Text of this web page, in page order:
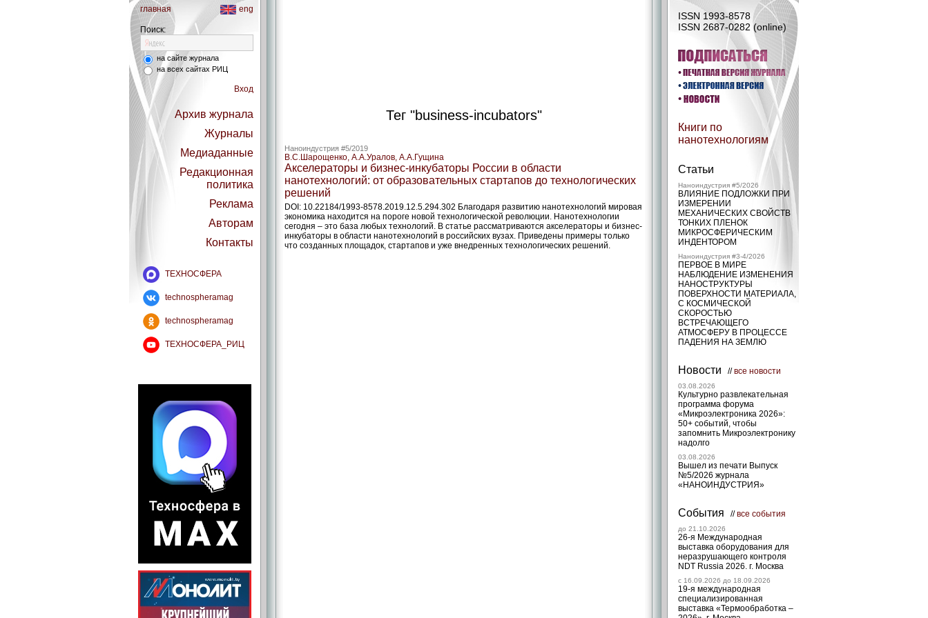
главная eng
Поиск:
на сайте журнала
на всех сайтах РИЦ
Вход
Архив журнала
Журналы
Медиаданные
Редакционная
политика
Реклама
Авторам
Контакты
ТЕХНОСФЕРА
technospheramag
technospheramag
ТЕХНОСФЕРА_РИЦ
ISSN 1993-8578
ISSN 2687-0282 (online)
Книги по
нанотехнологиям
Статьи
Наноиндустрия #5/2026
ВЛИЯНИЕ ПОДЛОЖКИ ПРИ
ИЗМЕРЕНИИ
МЕХАНИЧЕСКИХ СВОЙСТВ
ТОНКИХ ПЛЕНОК
МИКРОСФЕРИЧЕСКИМ
ИНДЕНТОРОМ
Наноиндустрия #3-4/2026
ПЕРВОЕ В МИРЕ
НАБЛЮДЕНИЕ ИЗМЕНЕНИЯ
НАНОСТРУКТУРЫ
ПОВЕРХНОСТИ МАТЕРИАЛА,
С КОСМИЧЕСКОЙ
СКОРОСТЬЮ
ВСТРЕЧАЮЩЕГО
АТМОСФЕРУ В ПРОЦЕССЕ
ПАДЕНИЯ НА ЗЕМЛЮ
Новости //все новости
03.08.2026
Культурно развлекательная
программа форума
«Микроэлектроника 2026»:
50+ событий, чтобы
запомнить Микроэлектронику
надолго
03.08.2026
Вышел из печати Выпуск
№5/2026 журнала
«НАНОИНДУСТРИЯ»
События //все события
до 21.10.2026
26-я Международная
выставка оборудования для
неразрушающего контроля
NDT Russia 2026. г. Москва
c 16.09.2026 до 18.09.2026
19-я международная
специализированная
выставка «Термообработка –
Тег "business-incubators"
Наноиндустрия #5/2019
В.С.Шарощенко, А.А.Уралов, А.А.Гущина
Акселераторы и бизнес-инкубаторы России в области
нанотехнологий: от образовательных стартапов до технологических
решений
DOI: 10.22184/1993-8578.2019.12.5.294.302 Благодаря развитию нанотехнологий мировая
экономика находится на пороге новой технологической революции. Нанотехнологии
сегодня – это база любых технологий. В статье рассматриваются акселераторы и бизнес-
инкубаторы в области нанотехнологий в российских вузах. Приведены примеры только
что созданных площадок, стартапов и уже внедренных технологических решений.